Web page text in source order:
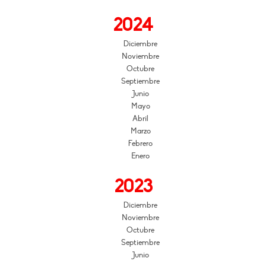
2024
Diciembre
Noviembre
Octubre
Septiembre
Junio
Mayo
Abril
Marzo
Febrero
Enero
2023
Diciembre
Noviembre
Octubre
Septiembre
Junio